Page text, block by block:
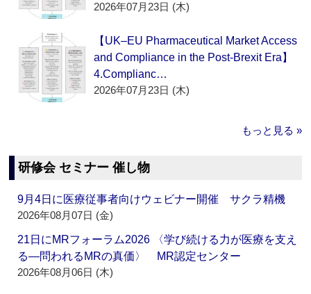
2026年07月23日 (木)
【UK–EU Pharmaceutical Market Access
and Compliance in the Post-Brexit Era】
4.Complianc…
2026年07月23日 (木)
もっと見る »
研修会 セミナー 催し物
9月4日に医療従事者向けウェビナー開催 サクラ精機
2026年08月07日 (金)
21日にMRフォーラム2026 〈学び続ける力が医療を支え
る―問われるMRの真価〉 MR認定センター
2026年08月06日 (木)